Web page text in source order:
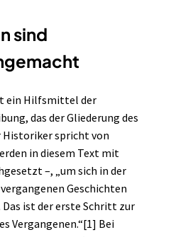
sind
ein Hilfsmittel der
das der Gliederung des
Historiker spricht von
in diesem Text mit
–, „um sich in der
Geschichten
ist der erste Schritt zur
Vergangenen.“[1] Bei